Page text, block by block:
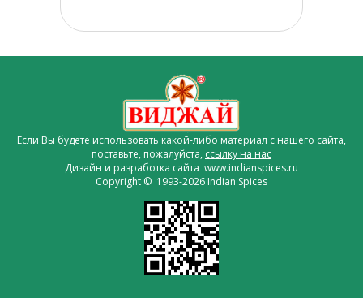
Если Вы будете использовать какой-либо материал с нашего сайта,
поставьте, пожалуйста, ссылку на нас
Дизайн и разработка сайта www.indianspices.ru
Copyright © 1993-2026 Indian Spices